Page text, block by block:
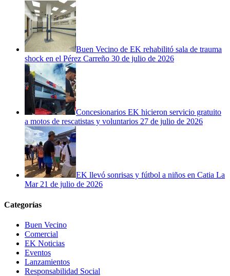
Buen Vecino de EK rehabilitó sala de trauma
shock en el Pérez Carreño 30 de julio de 2026
Concesionarios EK hicieron servicio gratuito
a motos de rescatistas y voluntarios 27 de julio de 2026
EK llevó sonrisas y fútbol a niños en Catia La
Mar 21 de julio de 2026
Categorías
Buen Vecino
Comercial
EK Noticias
Eventos
Lanzamientos
Responsabilidad Social